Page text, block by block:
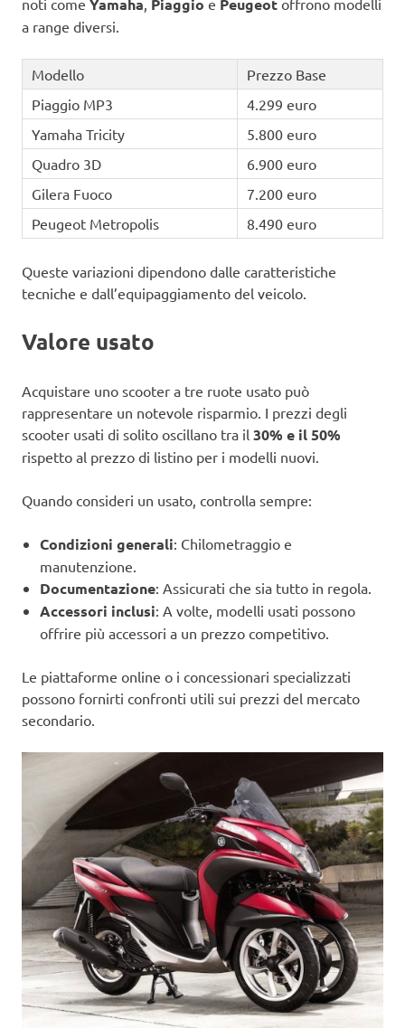
noti come Yamaha, Piaggio e Peugeot offrono modelli
a range diversi.
Modello
Prezzo Base
Piaggio MP3
4.299 euro
Yamaha Tricity
5.800 euro
Quadro 3D
6.900 euro
Gilera Fuoco
7.200 euro
Peugeot Metropolis
8.490 euro
Queste variazioni dipendono dalle caratteristiche
tecniche e dall’equipaggiamento del veicolo.
Valore usato
Acquistare uno scooter a tre ruote usato può
rappresentare un notevole risparmio. I prezzi degli
scooter usati di solito oscillano tra il 30% e il 50%
rispetto al prezzo di listino per i modelli nuovi.
Quando consideri un usato, controlla sempre:
Condizioni generali: Chilometraggio e
manutenzione.
Documentazione: Assicurati che sia tutto in regola.
Accessori inclusi: A volte, modelli usati possono
offrire più accessori a un prezzo competitivo.
Le piattaforme online o i concessionari specializzati
possono fornirti confronti utili sui prezzi del mercato
secondario.